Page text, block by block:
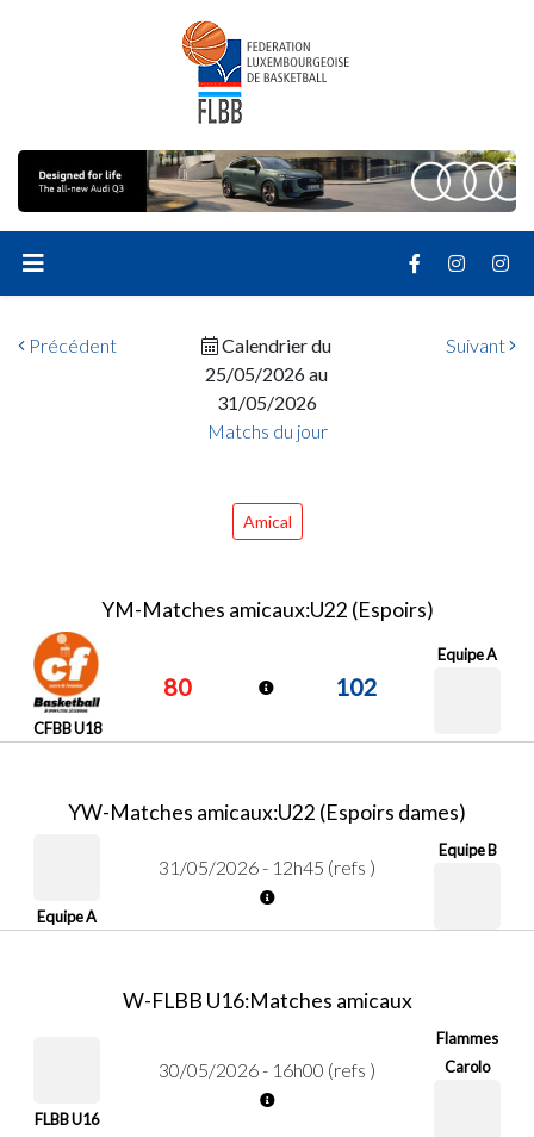
Précédent
Calendrier du
25/05/2026 au
31/05/2026
Suivant
Matchs du jour
Amical
YM-Matches amicaux:U22 (Espoirs)
CFBB U18
80 102
Equipe A
YW-Matches amicaux:U22 (Espoirs dames)
Equipe A
31/05/2026 - 12h45 (refs )
Equipe B
W-FLBB U16:Matches amicaux
FLBB U16
30/05/2026 - 16h00 (refs )
Flammes
Carolo